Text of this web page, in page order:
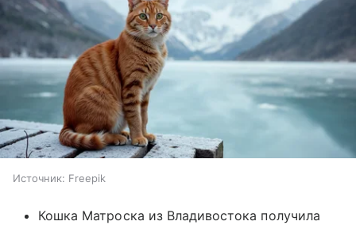
Источник: Freepik
Кошка Матроска из Владивостока получила